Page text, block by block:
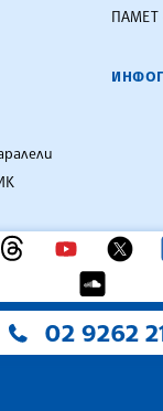
ПАМЕТ
02 9262